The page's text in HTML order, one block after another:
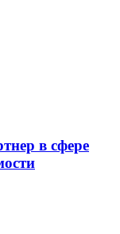
в сфере